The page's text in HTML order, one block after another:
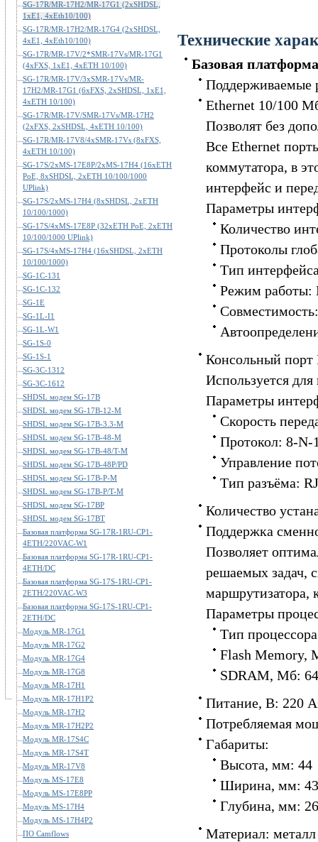
SG-17R/MR-17H2/MR-17G1 (2xSHDSL,
1xE1, 4xEth10/100)
SG-17R/MR-17H2/MR-17G4 (2xSHDSL,
4xE1, 4xEth10/100)
SG-17R/MR-17V/2*SMR-17Vs/MR-17G1
(4xFXS, 1xE1, 4xETH 10/100)
SG-17R/MR-17V/3xSMR-17Vs/MR-
17H2/MR-17G1 (6xFXS, 2xSHDSL, 1xE1,
4xETH 10/100)
SG-17R/MR-17V/SMR-17Vs/MR-17H2
(2xFXS, 2xSHDSL, 4xETH 10/100)
SG-17R/MR-17V8/4xSMR-17Vs (8xFXS,
4xETH 10/100)
SG-17S/2xMS-17E8P/2xMS-17H4 (16xETH
PoE, 8xSHDSL, 2xETH 10/100/1000
UPlink)
SG-17S/2xMS-17H4 (8xSHDSL, 2xETH
10/100/1000)
SG-17S/4xMS-17E8P (32xETH PoE, 2xETH
10/100/1000 UPlink)
SG-17S/4xMS-17H4 (16xSHDSL, 2xETH
10/100/1000)
SG-1C-131
SG-1C-132
SG-1E
SG-1L-I1
SG-1L-W1
SG-1S-0
SG-1S-1
SG-3C-1312
SG-3C-1612
SHDSL модем SG-17B
SHDSL модем SG-17B-12-M
SHDSL модем SG-17B-3.3-M
SHDSL модем SG-17B-48-M
SHDSL модем SG-17B-48/T-M
SHDSL модем SG-17B-48P/PD
SHDSL модем SG-17B-P-M
SHDSL модем SG-17B-P/T-M
SHDSL модем SG-17BP
SHDSL модем SG-17BT
Базовая платформа SG-17R-1RU-CP1-
4ETH/220VAC-W1
Базовая платформа SG-17R-1RU-CP1-
4ETH/DC
Базовая платформа SG-17S-1RU-CP1-
2ETH/220VAC-W3
Базовая платформа SG-17S-1RU-CP1-
2ETH/DC
Модуль MR-17G1
Модуль MR-17G2
Модуль MR-17G4
Модуль MR-17G8
Модуль MR-17H1
Модуль MR-17H1P2
Модуль MR-17H2
Модуль MR-17H2P2
Модуль MR-17S4C
Модуль MR-17S4T
Модуль MR-17V8
Модуль MS-17E8
Модуль MS-17E8PP
Модуль MS-17H4
Модуль MS-17H4P2
ПО Camflows
Технические
Базовая
Поддерживаемые
Ethernet 10/100
Позволят без
Все Ethernet
коммутатора, в
интерфейс и
Параметры
Количество
Протоколы
Тип
Режим работы:
Консольный порт
Используется
Параметры
Скорость
Протокол: 8-N-
Управление
Тип разъёма:
Количество
Поддержка
Позволяет
решаемых задач,
маршрутизатора,
Параметры
Тип
Flash Memory,
SDRAM, Мб: 64
Питание, В: 220
Потребляемая
Габариты:
Высота, мм: 44
Ширина, мм:
Глубина, мм:
Материал: металл